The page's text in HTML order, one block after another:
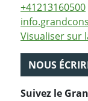
+41213160500
Visualiser sur
NOUS
Suivez le